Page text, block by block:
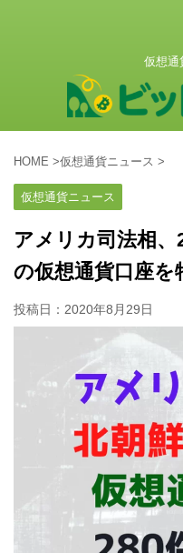
仮想通
HOME >仮想通貨ニュース >
仮想通貨ニュース
アメリカ司法相
の仮想通貨口座を
投稿日： 2020年8月29日